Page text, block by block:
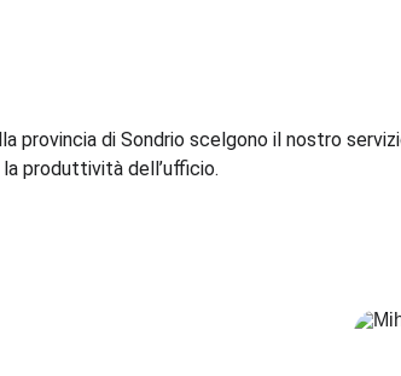
provincia di Sondrio scelgono il nostro
produttività dell’ufficio.